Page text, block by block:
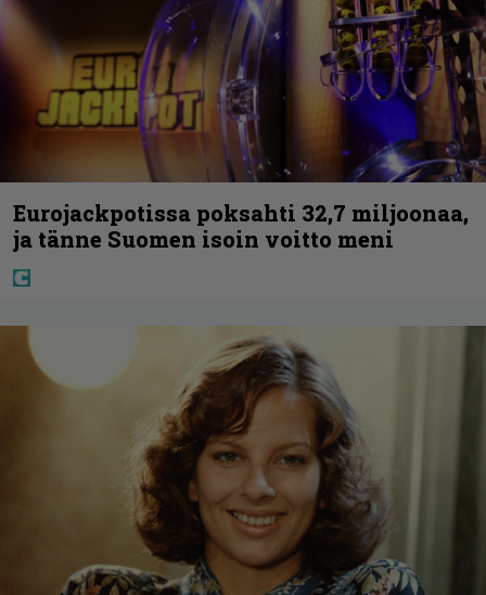
Eurojackpotissa poksahti 32,7 miljoonaa,
ja tänne Suomen isoin voitto meni